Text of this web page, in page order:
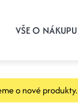
VŠE O NÁKUPU
o nové produkty.